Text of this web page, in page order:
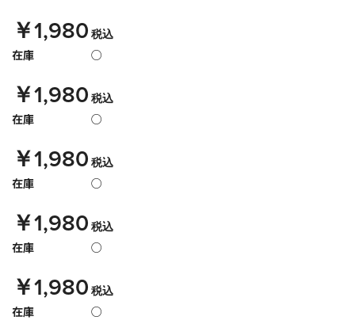
￥1,980 税込
在庫
○
￥1,980 税込
在庫
○
￥1,980 税込
在庫
○
￥1,980 税込
在庫
○
￥1,980 税込
在庫
○